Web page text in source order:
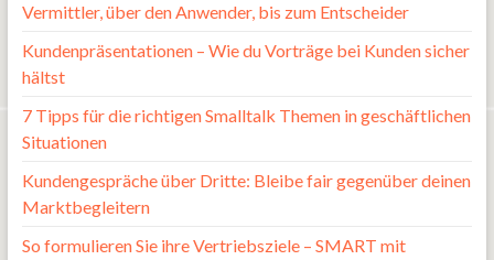
Vermittler, über den Anwender, bis zum Entscheider
Kundenpräsentationen – Wie du Vorträge bei Kunden sicher
hältst
7 Tipps für die richtigen Smalltalk Themen in geschäftlichen
Situationen
Kundengespräche über Dritte: Bleibe fair gegenüber deinen
Marktbegleitern
So formulieren Sie ihre Vertriebsziele – SMART mit